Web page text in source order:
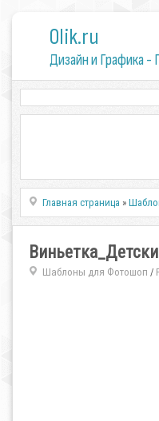
0lik.ru
Дизайн и Графика -
Главная страница »
Шаблоны для Фотошоп /